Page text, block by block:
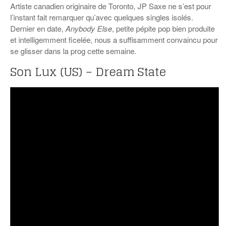
Artiste canadien originaire de Toronto, JP Saxe ne s’est pour
l’instant fait remarquer qu’avec quelques singles isolés.
Dernier en date, Anybody Else, petite pépite pop bien produite
et intelligemment ficelée, nous a suffisamment convaincu pour
se glisser dans la prog cette semaine.
Son Lux (US) – Dream State